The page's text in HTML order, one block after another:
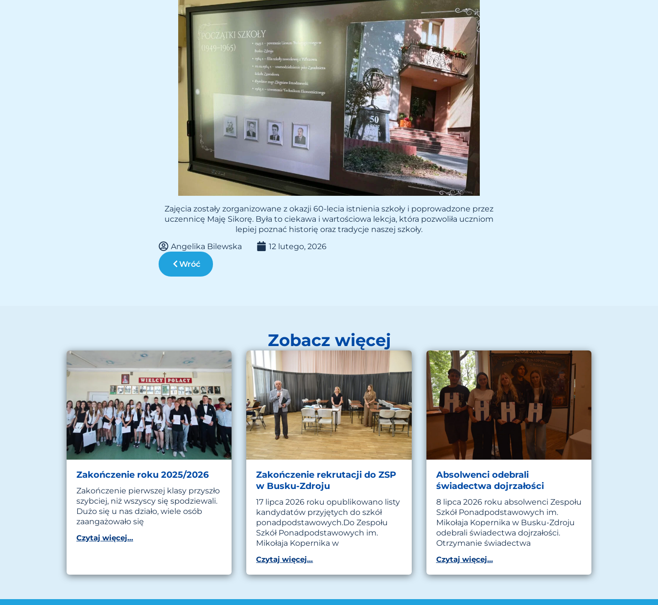
Zajęcia zostały zorganizowane z okazji 60-lecia istnienia szkoły i poprowadzone przez
uczennicę Maję Sikorę. Była to ciekawa i wartościowa lekcja, która pozwoliła uczniom
lepiej poznać historię oraz tradycje naszej szkoły.
Angelika Bilewska
12 lutego, 2026
Wróć
Zobacz więcej
Zakończenie roku 2025/2026
Zakończenie pierwszej klasy przyszło
szybciej, niż wszyscy się spodziewali.
Dużo się u nas działo, wiele osób
zaangażowało się
Czytaj więcej...
Zakończenie rekrutacji do ZSP
w Busku-Zdroju
17 lipca 2026 roku opublikowano listy
kandydatów przyjętych do szkół
ponadpodstawowych.Do Zespołu
Szkół Ponadpodstawowych im.
Mikołaja Kopernika w
Czytaj więcej...
Absolwenci odebrali
świadectwa dojrzałości
8 lipca 2026 roku absolwenci Zespołu
Szkół Ponadpodstawowych im.
Mikołaja Kopernika w Busku-Zdroju
odebrali świadectwa dojrzałości.
Otrzymanie świadectwa
Czytaj więcej...